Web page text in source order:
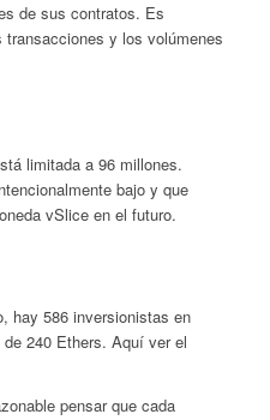
de sus contratos. Es
y los volúmenes
limitada a 96 millones.
bajo y que
vSlice en el futuro.
hay 586 inversionistas en
240 Ethers. Aquí ver el
pensar que cada